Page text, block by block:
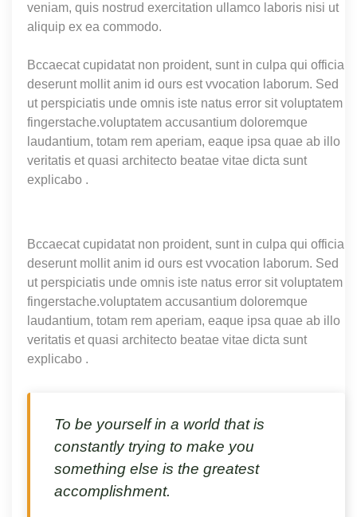
veniam, quis nostrud exercitation ullamco laboris nisi ut
aliquip ex ea commodo.
Bccaecat cupidatat non proident, sunt in culpa qui officia
deserunt mollit anim id ours est vvocation laborum. Sed
ut perspiciatis unde omnis iste natus error sit voluptatem
fingerstache.voluptatem accusantium doloremque
laudantium, totam rem aperiam, eaque ipsa quae ab illo
veritatis et quasi architecto beatae vitae dicta sunt
explicabo .
Bccaecat cupidatat non proident, sunt in culpa qui officia
deserunt mollit anim id ours est vvocation laborum. Sed
ut perspiciatis unde omnis iste natus error sit voluptatem
fingerstache.voluptatem accusantium doloremque
laudantium, totam rem aperiam, eaque ipsa quae ab illo
veritatis et quasi architecto beatae vitae dicta sunt
explicabo .
To be yourself in a world that is
constantly trying to make you
something else is the greatest
accomplishment.